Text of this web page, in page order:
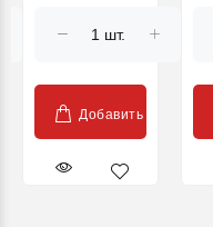
Boom, 235 г
Добавить